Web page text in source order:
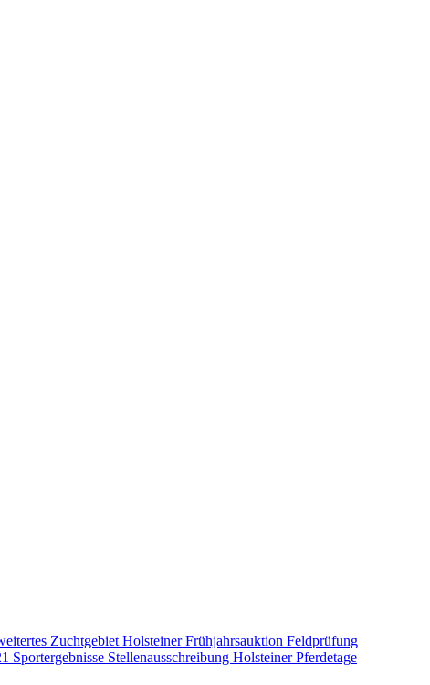
Zuchtgebiet Holsteiner Frühjahrsauktion Feldprüfung
Sportergebnisse Stellenausschreibung Holsteiner Pferdetage